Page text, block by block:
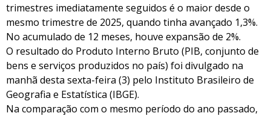
trimestres imediatamente seguidos é o maior desde o
mesmo trimestre de 2025, quando tinha avançado 1,3%.
No acumulado de 12 meses, houve expansão de 2%.
O resultado do Produto Interno Bruto (PIB, conjunto de
bens e serviços produzidos no país) foi divulgado na
manhã desta sexta-feira (3) pelo Instituto Brasileiro de
Geografia e Estatística (IBGE).
Na comparação com o mesmo período do ano passado,